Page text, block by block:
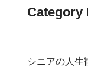
Category
シニアの人生